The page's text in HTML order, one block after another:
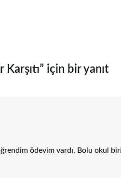
Karşıtı” için bir yanıt
ödevim vardı, Bolu okul